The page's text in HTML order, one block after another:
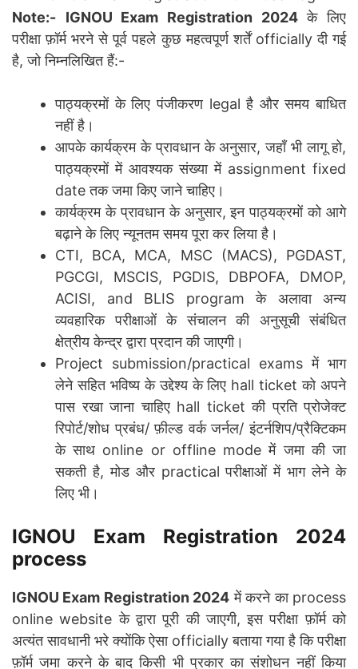
Note:- IGNOU Exam Registration 2024के लिए
परीक्षा फ़ॉर्म भरने से पूर्व पहले कुछ महत्वपूर्ण शर्तें officially दी गई
है, जो निम्नलिखित हैं:-
पाठ्यक्रमों के लिए पंजीकरण legal है और समय बाधित
नहीं है।
आपके कार्यक्रम के प्रावधान के अनुसार, जहाँ भी लागू हो,
पाठ्यक्रमों में आवश्यक संख्या में assignment fixed
date तक जमा किए जाने चाहिए।
कार्यक्रम के प्रावधान के अनुसार, इन पाठ्यक्रमों को आगे
बढ़ाने के लिए न्यूनतम समय पूरा कर लिया है।
CTI, BCA, MCA, MSC (MACS), PGDAST,
PGCGI, MSCIS, PGDIS, DBPOFA, DMOP,
ACISI, and BLIS program के अलावा अन्य
व्यवहारिक परीक्षाओं के संचालन की अनुसूची संबंधित
क्षेत्रीय केन्द्र द्वारा प्रदान की जाएगी।
Project submission/practical exams में भाग
लेने सहित भविष्य के उद्देश्य के लिए hall ticket को अपने
पास रखा जाना चाहिए hall ticket की प्रति प्रोजेक्ट
रिपोर्ट/शोध प्रबंध/ फ़ील्ड वर्क जर्नल/ इंटर्नशिप/प्रैक्टिकम
के साथ online or offline mode में जमा की जा
सकती है, मोड और practical परीक्षाओं में भाग लेने के
लिए भी।
IGNOU Exam Registration 2024
process
IGNOU Exam Registration 2024 में करने का process
online website के द्वारा पूरी की जाएगी, इस परीक्षा फ़ॉर्म को
अत्यंत सावधानी भरे क्योंकि ऐसा officially बताया गया है कि परीक्षा
फ़ॉर्म जमा करने के बाद किसी भी प्रकार का संशोधन नहीं किया